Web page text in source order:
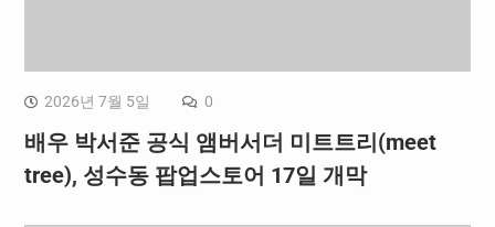
2026년 7월 5일 0
배우 박서준 공식 앰버서더 미트트리(meet
tree), 성수동 팝업스토어 17일 개막